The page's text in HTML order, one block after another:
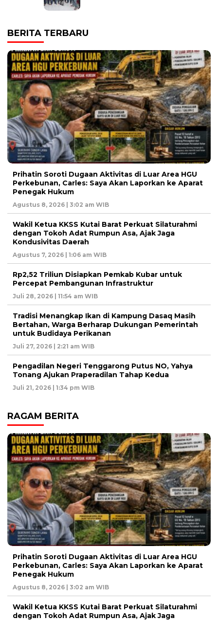
BERITA TERBARU
Prihatin Soroti Dugaan Aktivitas di Luar Area HGU
Perkebunan, Carles: Saya Akan Laporkan ke Aparat
Penegak Hukum
Agustus 8, 2026 | 3:02 am WIB
Wakil Ketua KKSS Kutai Barat Perkuat Silaturahmi
dengan Tokoh Adat Rumpun Asa, Ajak Jaga
Kondusivitas Daerah
Agustus 7, 2026 | 1:06 am WIB
Rp2,52 Triliun Disiapkan Pemkab Kubar untuk
Percepat Pembangunan Infrastruktur
Juli 28, 2026 | 11:54 am WIB
Tradisi Menangkap Ikan di Kampung Dasaq Masih
Bertahan, Warga Berharap Dukungan Pemerintah
untuk Budidaya Perikanan
Juli 27, 2026 | 2:21 am WIB
Pengadilan Negeri Tenggarong Putus NO, Yahya
Tonang Ajukan Praperadilan Tahap Kedua
Juli 21, 2026 | 1:34 pm WIB
RAGAM BERITA
Prihatin Soroti Dugaan Aktivitas di Luar Area HGU
Perkebunan, Carles: Saya Akan Laporkan ke Aparat
Penegak Hukum
Agustus 8, 2026 | 3:02 am WIB
Wakil Ketua KKSS Kutai Barat Perkuat Silaturahmi
dengan Tokoh Adat Rumpun Asa, Ajak Jaga